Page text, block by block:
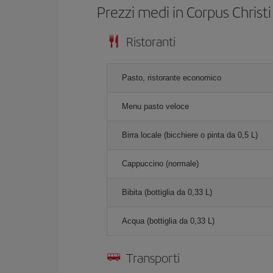
Prezzi medi in Corpus Christi
Ristoranti
Pasto, ristorante economico
Menu pasto veloce
Birra locale (bicchiere o pinta da 0,5 L)
Cappuccino (normale)
Bibita (bottiglia da 0,33 L)
Acqua (bottiglia da 0,33 L)
Transporti